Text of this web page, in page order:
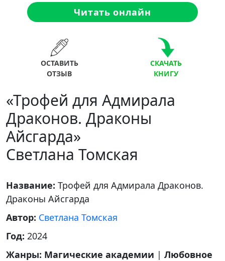
Читать онлайн
ОСТАВИТЬ
ОТЗЫВ
СКАЧАТЬ
КНИГУ
«Трофей для Адмирала
Драконов. Драконы
Айсгарда»
Светлана Томская
Название: Трофей для Адмирала Драконов.
Драконы Айсгарда
Автор: Светлана Томская
Год: 2024
Жанры: Магические академии | Любовное